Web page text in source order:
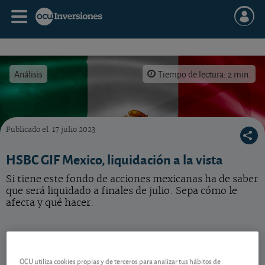
Análisis Tiempo de lectura: 2 min.
Vea qué hacer con este fondo de acciones mexicanas que se liquidará próximamente.
Publicado el 17 julio 2023
HSBC GIF Mexico, liquidación a la vista
Si tiene este fondo de acciones mexicanas ha de saber
que será liquidado a finales de julio. Sepa cómo le
afecta y qué hacer.
Debido al poco volumen gestionado, en torno a 20
OCU utiliza cookies propias y de terceros para analizar tus hábitos de